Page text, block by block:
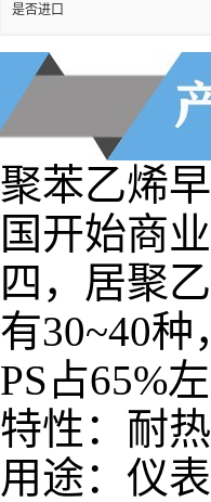
是否进口
聚苯乙烯
国开始商
四，居聚
有30~40
PS占65%
特性：耐热
用途：仪